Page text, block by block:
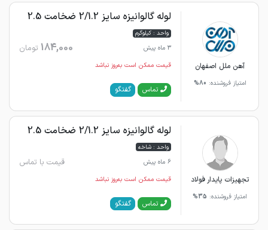
آهن ملل اصفهان
امتیاز فروشنده: 80%
لوله گالوانیزه سایز 2/1.2 ضخامت 2.5
واحد : کیلوگرم
3 ماه پیش
184,000 تومان
قیمت ممکن است به‌روز نباشد
تماس گفتگو
تجهیزات پایدار فولاد
امتیاز فروشنده: 35%
لوله گالوانیزه سایز 2/1.2 ضخامت 2.5
واحد : شاخه
6 ماه پیش
قیمت با تماس
قیمت ممکن است به‌روز نباشد
تماس گفتگو